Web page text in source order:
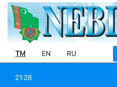
TM EN RU
21:28